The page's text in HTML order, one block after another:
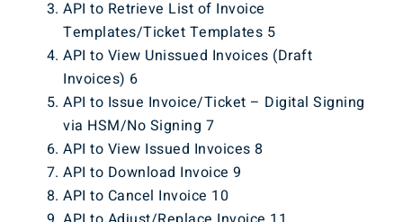
API to Retrieve List of Invoice
Templates/Ticket Templates 5
API to View Unissued Invoices (Draft
Invoices) 6
API to Issue Invoice/Ticket – Digital Signing
via HSM/No Signing 7
API to View Issued Invoices 8
API to Download Invoice 9
API to Cancel Invoice 10